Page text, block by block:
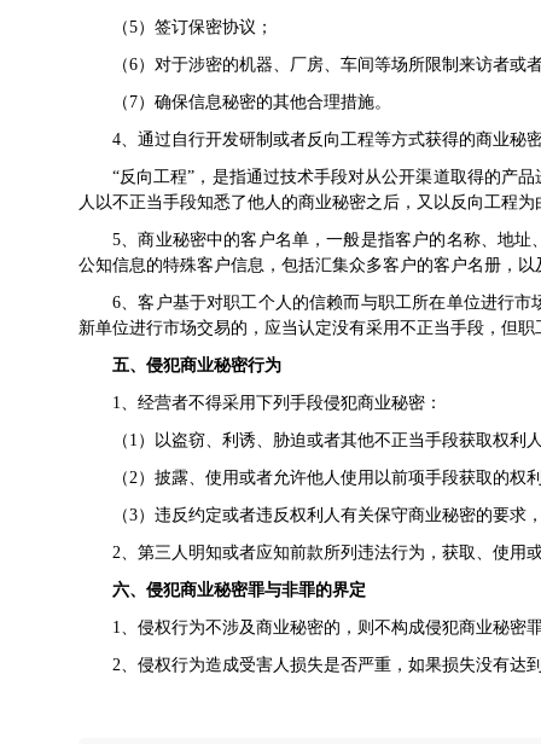
（5）签订保密协议；
（6）对于涉密的机器、厂房、车间等场所限制来访
（7）确保信息秘密的其他合理措施。
4、通过自行开发研制或者反向工程等方式获得的商业秘
“反向工程”，是指通过技术手段对从公开渠道取得的产
人以不正当手段知悉了他人的商业秘密之后，又以反向工程
5、商业秘密中的客户名单，一般是指客户的名称、地
公知信息的特殊客户信息，包括汇集众多客户的客户名册，
6、客户基于对职工个人的信赖而与职工所在单位进行
新单位进行市场交易的，应当认定没有采用不正当手段，但
五、侵犯商业秘密行为
1、经营者不得采用下列手段侵犯商业秘密：
（1）以盗窃、利诱、胁迫或者其他不正当手段获取权
（2）披露、使用或者允许他人使用以前项手段获取的
（3）违反约定或者违反权利人有关保守商业秘密的要
2、第三人明知或者应知前款所列违法行为，获取、使用
六、侵犯商业秘密罪与非罪的界定
1、侵权行为不涉及商业秘密的，则不构成侵犯商业秘密
2、侵权行为造成受害人损失是否严重，如果损失没有达